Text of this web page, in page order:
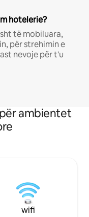
hotelerie?
të mobiluara,
për strehimin e
nevoje për t'u
ambientet
wifi